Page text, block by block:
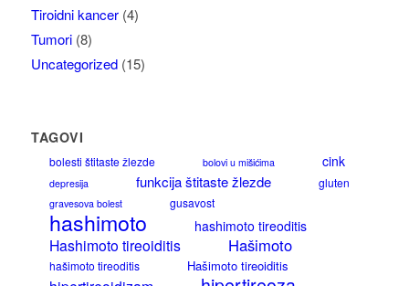
Tiroidni kancer(4)
Tumori(8)
Uncategorized(15)
TAGOVI
bolesti štitaste žlezde bolovi u mišićima cink
depresija funkcija štitaste žlezde gluten
gravesova bolest gusavost
hashimoto hashimoto tireoditis
Hashimoto tireoiditis Hašimoto
hašimoto tireoditis Hašimoto tireoiditis